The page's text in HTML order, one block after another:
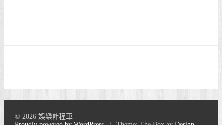
© 2026 娛樂計程車